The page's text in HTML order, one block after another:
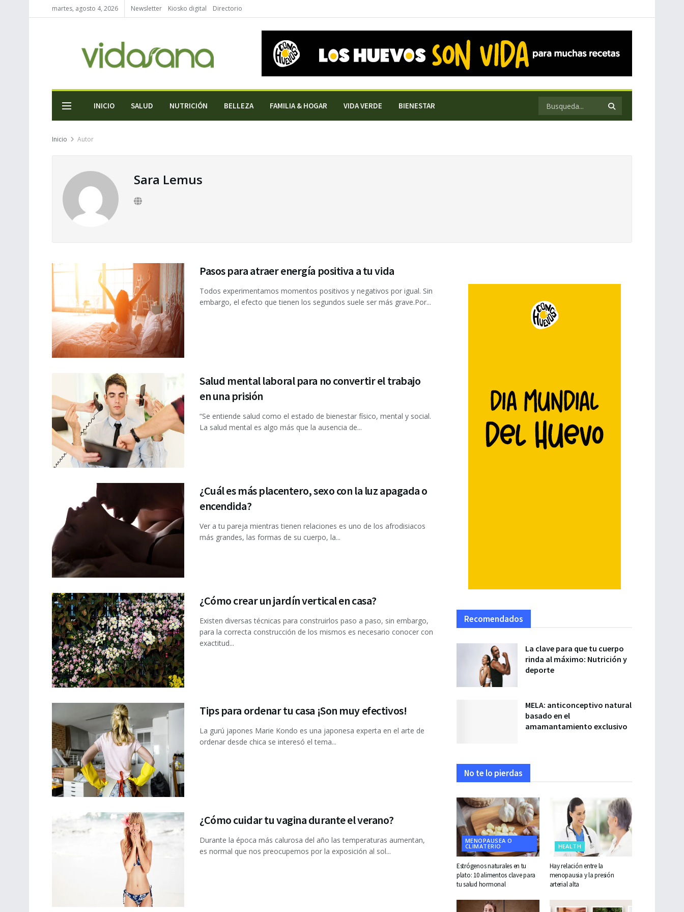
martes, agosto 4, 2026 Newsletter Kiosko digital Directorio
INICIO SALUD NUTRICIÓN BELLEZA FAMILIA & HOGAR VIDA VERDE BIENESTAR
Inicio Autor
Sara Lemus
Pasos para atraer energía positiva a tu vida
Todos experimentamos momentos positivos y negativos por igual. Sin
embargo, el efecto que tienen los segundos suele ser más grave.Por...
Salud mental laboral para no convertir el trabajo
en una prisión
“Se entiende salud como el estado de bienestar físico, mental y social.
La salud mental es algo más que la ausencia de...
¿Cuál es más placentero, sexo con la luz apagada o
encendida?
Ver a tu pareja mientras tienen relaciones es uno de los afrodisiacos
más grandes, las formas de su cuerpo, la...
¿Cómo crear un jardín vertical en casa?
Existen diversas técnicas para construirlos paso a paso, sin embargo,
para la correcta construcción de los mismos es necesario conocer con
exactitud...
Tips para ordenar tu casa ¡Son muy efectivos!
La gurú japones Marie Kondo es una japonesa experta en el arte de
ordenar desde chica se interesó el tema...
¿Cómo cuidar tu vagina durante el verano?
Durante la época más calurosa del año las temperaturas aumentan,
es normal que nos preocupemos por la exposición al sol...
Recomendados
La clave para que tu cuerpo
rinda al máximo: Nutrición y
deporte
MELA: anticonceptivo natural
basado en el
amamantamiento exclusivo
No te lo pierdas
MENOPAUSEA O
CLIMATERIO
Estrógenos naturales en tu
plato: 10 alimentos clave para
tu salud hormonal
HEALTH
Hay relación entre la
menopausia y la presión
arterial alta